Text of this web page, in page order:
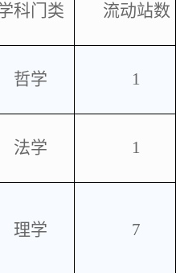
科门类 流动站数
哲学 1
法学 1
理学 7